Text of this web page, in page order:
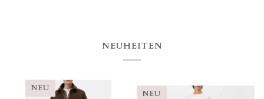
NEUHEITEN
NEU
NEU